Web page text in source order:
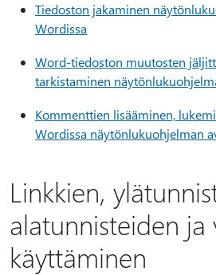
Tiedoston jakaminen
Wordissa
Word-tiedoston muutosten
tarkistaminen
Kommenttien lisääminen,
Wordissa näytönlukuohjelman
Linkkien,
alatunnisteiden ja
käyttäminen